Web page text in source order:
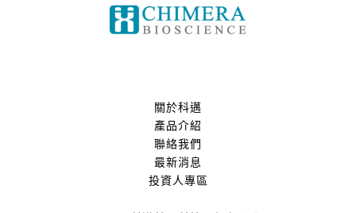
關於科邁
產品介紹
聯絡我們
最新消息
投資人專區